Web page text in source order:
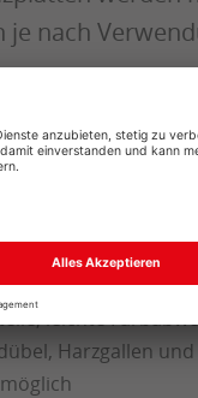
nach
Lärche,
Oberfläche,
markröhrenfrei,
Douglasie):
Äste, vereinzelt
leichte
Harzgallen